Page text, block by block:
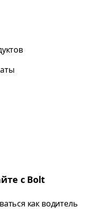
с Bolt
как водитель